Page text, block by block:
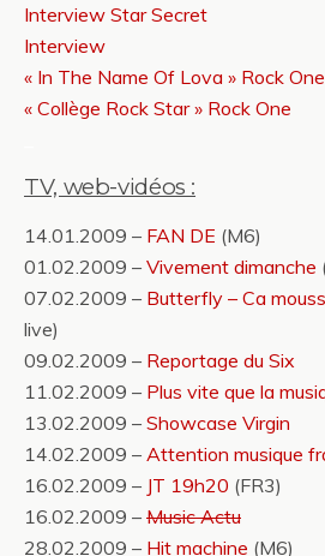
Interview Star Secret
Interview
« In The Name Of Lova » Rock One
« Collège Rock Star » Rock One
TV, web-vidéos :
14.01.2009 – FAN DE (M6)
01.02.2009 – Vivement dimanche
07.02.2009 – Butterfly – Ca
live)
09.02.2009 – Reportage du Six
11.02.2009 – Plus vite que la
13.02.2009 – Showcase Virgin
14.02.2009 – Attention musique
16.02.2009 – JT 19h20 (FR3)
16.02.2009 – Music Actu
28.02.2009 – Hit machine (M6)